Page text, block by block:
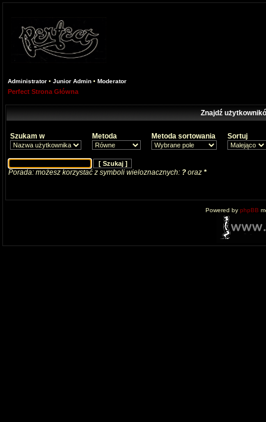
Administrator • Junior Admin • Moderator
Perfect Strona Główna
Znajdź
Szukam w Metoda Metoda sortowania Sortuj
Porada: możesz korzystać z symboli wieloznacznych: ? oraz *
Powered by phpBB